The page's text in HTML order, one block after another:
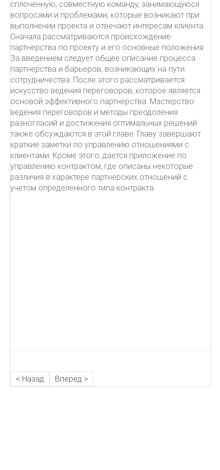
сплоченную, совместную команду, занимающуюся
вопросами и проблемами, которые возникают при
выполнении проекта и отвечают интересам клиента.
Сначала рассматриваются происхождение
партнерства по проекту и его основные положения.
За введением следует общее описание процесса
партнерства и барьеров, возникающих на пути
сотрудничества. После этого рассматривается
искусство ведения переговоров, которое является
основой эффективного партнерства. Мастерство
ведения переговоров и методы преодоления
разногласий и достижения оптимальных решений
также обсуждаются в этой главе. Главу завершают
краткие заметки по управлению отношениями с
клиентами. Кроме этого, дается приложение по
управлению контрактом, где описаны некоторые
различия в характере партнерских отношений с
учетом определенного типа контракта.
< Назад Вперёд >